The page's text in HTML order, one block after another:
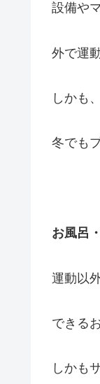
設備や
外で運
しかも
冬でも
お風呂
運動以
できる
しかも